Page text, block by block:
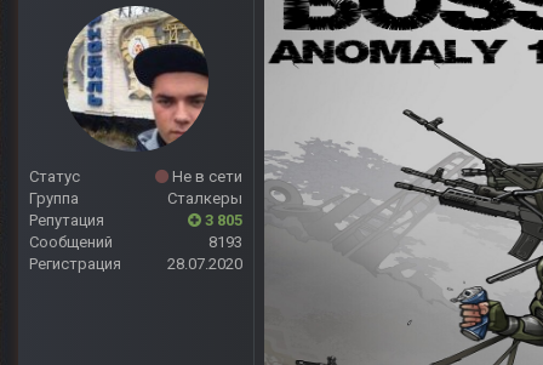
Статус
Не в сети
Группа
Сталкеры
Репутация
3 805
Сообщений
8193
Регистрация
28.07.2020